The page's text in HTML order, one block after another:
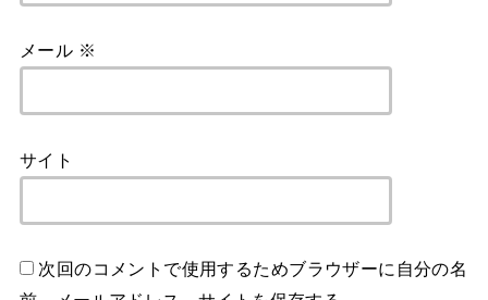
メール ※
サイト
次回のコメントで使用するためブラウザーに自分の名